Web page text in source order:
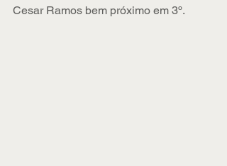
Cesar Ramos bem próximo em 3º.